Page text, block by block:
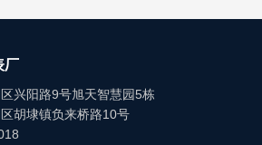
厂
兴阳路9号旭天智慧园5栋
胡埭镇负来桥路10号